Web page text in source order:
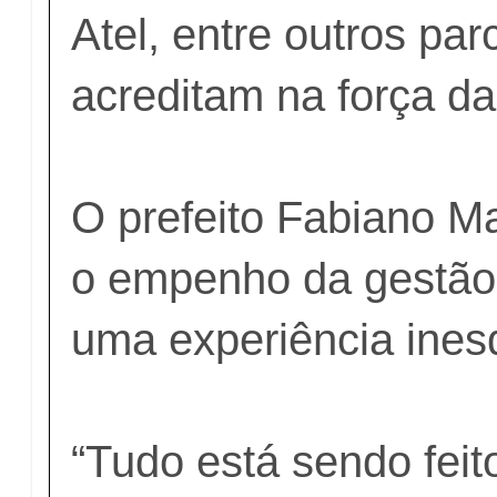
Atel, entre outros
acreditam na força
O prefeito Fabiano
o empenho da
uma experiência
“Tudo está sendo